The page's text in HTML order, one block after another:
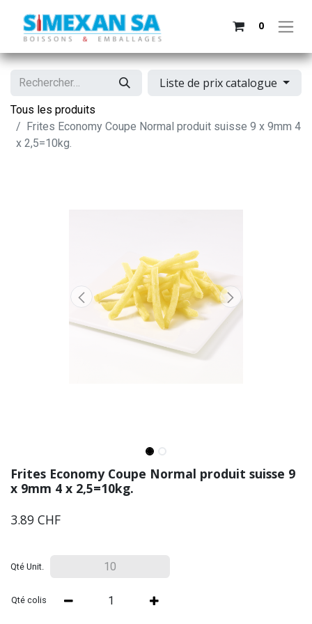
0
Liste de prix catalogue
Tous les produits
Frites Economy Coupe Normal produit suisse 9 x 9mm 4
x 2,5=10kg.
Frites Economy Coupe Normal produit suisse 9
x 9mm 4 x 2,5=10kg.
3.89 CHF
Qté Unit.
Qté colis